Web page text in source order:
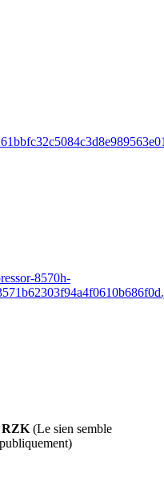
RZK (Le sien semble